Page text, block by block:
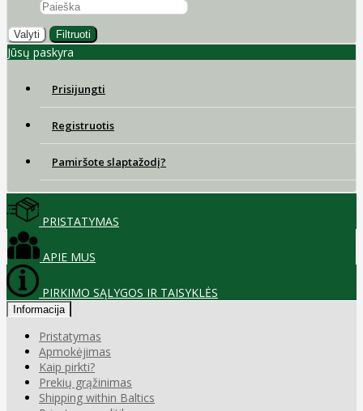
Valyti Filtruoti
Jūsų paskyra
Prisijungti
Registruotis
Pamiršote slaptažodį?
PRISTATYMAS
APIE MUS
PIRKIMO SĄLYGOS IR TAISYKLĖS
Informacija
Pristatymas
Apmokėjimas
Kaip pirkti?
Prekių grąžinimas
Shipping within Baltics